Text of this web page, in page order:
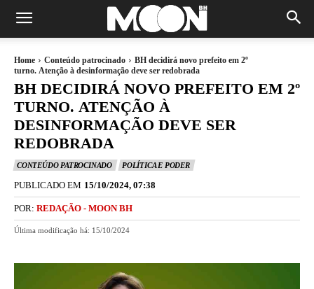
Home Conteúdo patrocinado
BH decidirá novo prefeito em 2º
turno. Atenção à desinformação deve ser redobrada
BH DECIDIRÁ NOVO PREFEITO EM 2º
TURNO. ATENÇÃO À
DESINFORMAÇÃO DEVE SER
REDOBRADA
CONTEÚDO PATROCINADO POLÍTICA E PODER
PUBLICADO EM 15/10/2024, 07:38
POR: REDAÇÃO - MOON BH
Última modificação há: 15/10/2024